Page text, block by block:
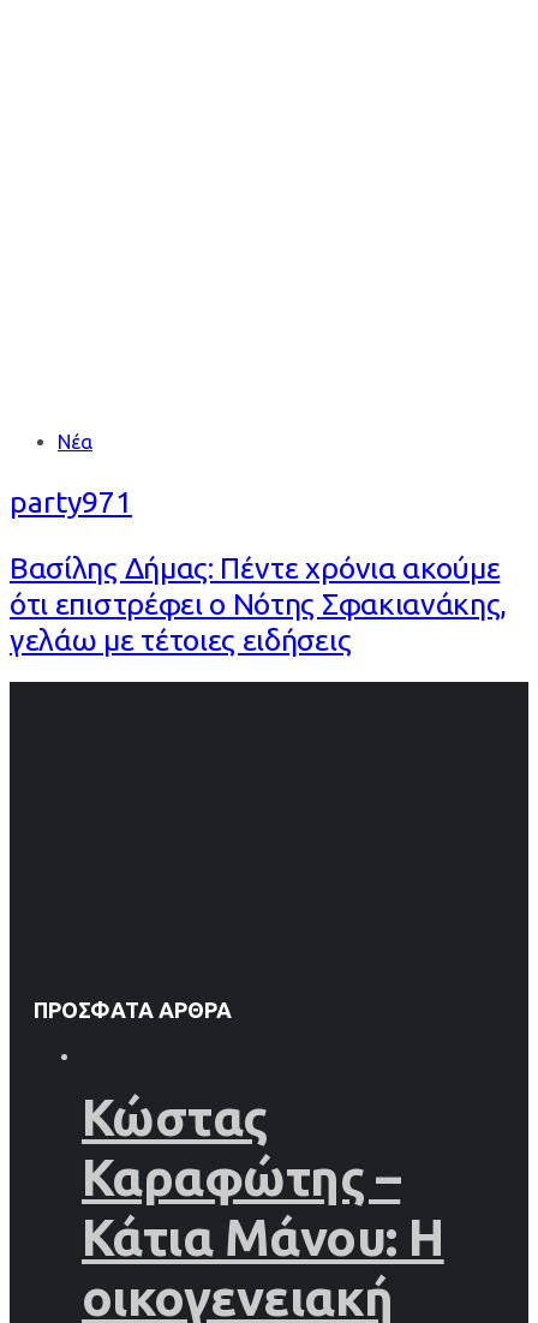
Tags Νέα
party971
Βασίλης Δήμας: Πέντε χρόνια ακούμε
ότι επιστρέφει ο Νότης Σφακιανάκης,
γελάω με τέτοιες ειδήσεις
ΠΡΌΣΦΑΤΑ ΆΡΘΡΑ
Κώστας
Καραφώτης –
Κάτια Μάνου: Η
οικογενειακή